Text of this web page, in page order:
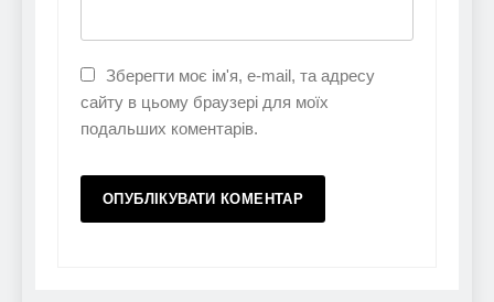
Зберегти моє ім'я, e-mail, та адресу
сайту в цьому браузері для моїх
подальших коментарів.